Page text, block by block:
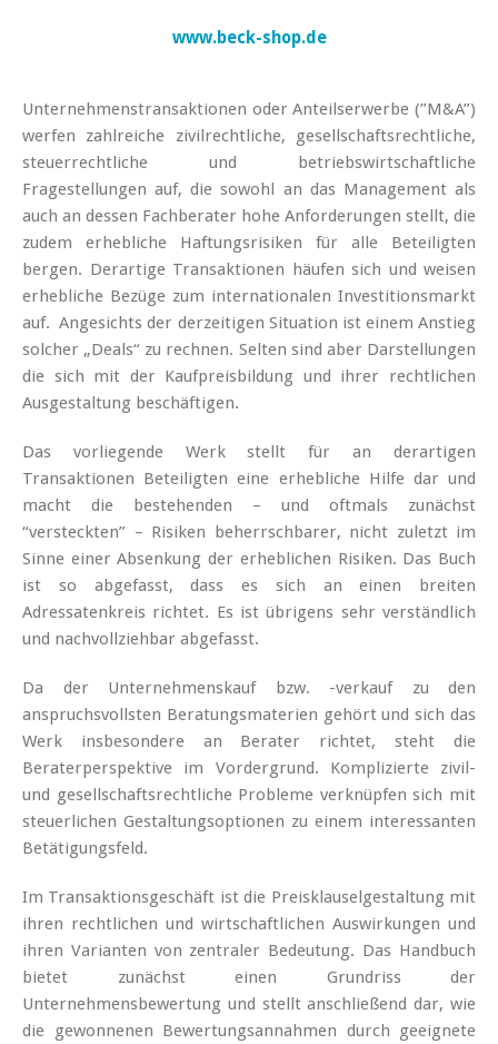
www.beck-shop.de
Unternehmenstransaktionen oder Anteilserwerbe (”M&A”)
werfen zahlreiche zivilrechtliche, gesellschaftsrechtliche,
steuerrechtliche und betriebswirtschaftliche
Fragestellungen auf, die sowohl an das Management als
auch an dessen Fachberater hohe Anforderungen stellt, die
zudem erhebliche Haftungsrisiken für alle Beteiligten
bergen. Derartige Transaktionen häufen sich und weisen
erhebliche Bezüge zum internationalen Investitionsmarkt
auf. Angesichts der derzeitigen Situation ist einem Anstieg
solcher „Deals“ zu rechnen. Selten sind aber Darstellungen
die sich mit der Kaufpreisbildung und ihrer rechtlichen
Ausgestaltung beschäftigen.
Das vorliegende Werk stellt für an derartigen
Transaktionen Beteiligten eine erhebliche Hilfe dar und
macht die bestehenden – und oftmals zunächst
“versteckten” – Risiken beherrschbarer, nicht zuletzt im
Sinne einer Absenkung der erheblichen Risiken. Das Buch
ist so abgefasst, dass es sich an einen breiten
Adressatenkreis richtet. Es ist übrigens sehr verständlich
und nachvollziehbar abgefasst.
Da der Unternehmenskauf bzw. -verkauf zu den
anspruchsvollsten Beratungsmaterien gehört und sich das
Werk insbesondere an Berater richtet, steht die
Beraterperspektive im Vordergrund. Komplizierte zivil-
und gesellschaftsrechtliche Probleme verknüpfen sich mit
steuerlichen Gestaltungsoptionen zu einem interessanten
Betätigungsfeld.
Im Transaktionsgeschäft ist die Preisklauselgestaltung mit
ihren rechtlichen und wirtschaftlichen Auswirkungen und
ihren Varianten von zentraler Bedeutung. Das Handbuch
bietet zunächst einen Grundriss der
Unternehmensbewertung und stellt anschließend dar, wie
die gewonnenen Bewertungsannahmen durch geeignete